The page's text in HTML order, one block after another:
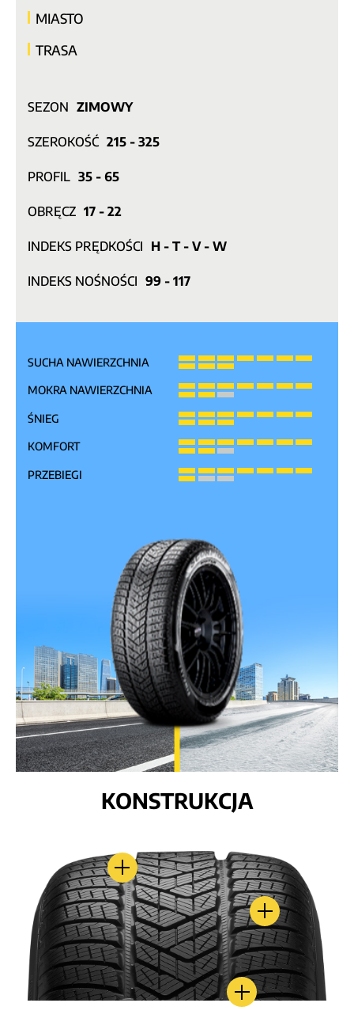
MIASTO
TRASA
SEZON ZIMOWY
SZEROKOŚĆ 215 - 325
PROFIL 35 - 65
OBRĘCZ 17 - 22
INDEKS PRĘDKOŚCI H - T - V - W
INDEKS NOŚNOŚCI 99 - 117
SUCHA NAWIERZCHNIA
MOKRA NAWIERZCHNIA
ŚNIEG
KOMFORT
PRZEBIEGI
KONSTRUKCJA